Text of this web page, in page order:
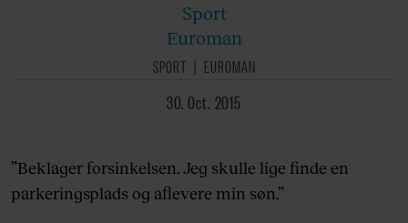
Sport
Euroman
SPORT
EUROMAN
30. Oct. 2015
”Beklager forsinkelsen. Jeg skulle lige finde en
parkeringsplads og aflevere min søn.”